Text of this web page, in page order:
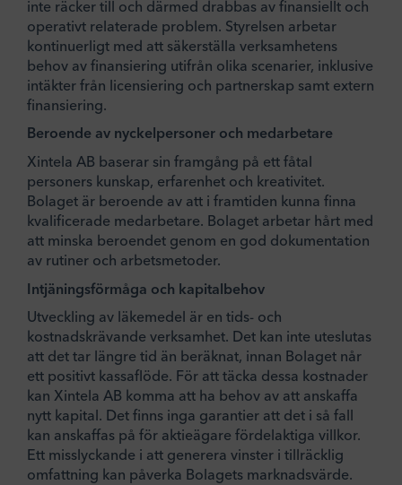
inte räcker till och därmed drabbas av finansiellt och
operativt relaterade problem. Styrelsen arbetar
kontinuerligt med att säkerställa verksamhetens
behov av finansiering utifrån olika scenarier, inklusive
intäkter från licensiering och partnerskap samt extern
finansiering.
Beroende av nyckelpersoner och medarbetare
Xintela AB baserar sin framgång på ett fåtal
personers kunskap, erfarenhet och kreativitet.
Bolaget är beroende av att i framtiden kunna finna
kvalificerade medarbetare. Bolaget arbetar hårt med
att minska beroendet genom en god dokumentation
av rutiner och arbetsmetoder.
Intjäningsförmåga och kapitalbehov
Utveckling av läkemedel är en tids- och
kostnadskrävande verksamhet. Det kan inte uteslutas
att det tar längre tid än beräknat, innan Bolaget når
ett positivt kassaflöde. För att täcka dessa kostnader
kan Xintela AB komma att ha behov av att anskaffa
nytt kapital. Det finns inga garantier att det i så fall
kan anskaffas på för aktieägare fördelaktiga villkor.
Ett misslyckande i att generera vinster i tillräcklig
omfattning kan påverka Bolagets marknadsvärde.